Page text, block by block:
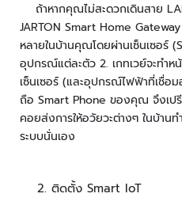
จ
ร
ปิ
ด
ร
ะ
บ
ร
ถ้าหากคุณไม่สะดวกเดินสาย
JARTON Smart Home
หลายในบ้านคุณโดยผ่านเซ็นเซอร์
อุปกรณ์แต่ละตัว 2. เกทเวย์จะทำห
เซ็นเซอร์ (และอุปกรณ์ไฟฟ้าที่เชื่อ
ถือ Smart Phone ของคุณ จึงเป
คอยส่งการให้อวัยวะต่างๆ ในบ้า
ระบบนั่นเอง
ติดตั้ง Smart IoT